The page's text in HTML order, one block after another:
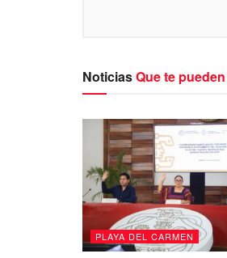
NoticiasQue te
PLAYA DEL CARMEN